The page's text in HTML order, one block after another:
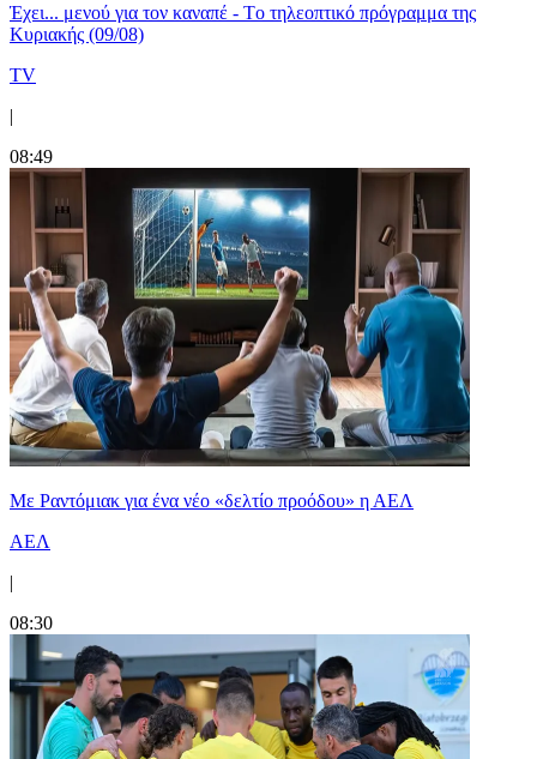
Έχει... μενού για τον καναπέ - Tο τηλεοπτικό πρόγραμμα της
Κυριακής (09/08)
TV
|
08:49
Με Ραντόμιακ για ένα νέο «δελτίο προόδου» η ΑΕΛ
ΑΕΛ
|
08:30